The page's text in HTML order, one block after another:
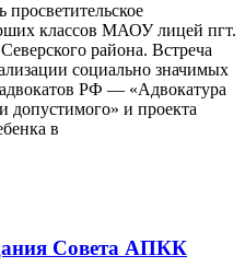
просветительское
классов МАОУ лицей пгт.
района. Встреча
социально значимых
РФ — «Адвокатура
допустимого» и проекта
в
Совета АПКК